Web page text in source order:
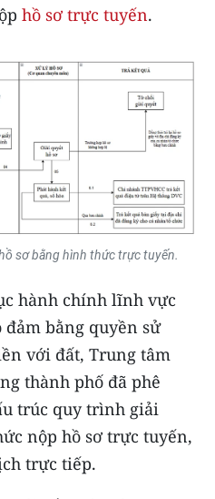
và Tây
hồ sơ trực tuyến.
sơ bằng hình thức trực tuyến.
hành chính lĩnh vực
bằng quyền sử
với đất, Trung tâm
thành phố đã phê
trúc quy trình giải
nộp hồ sơ trực tuyến,
trực tiếp.